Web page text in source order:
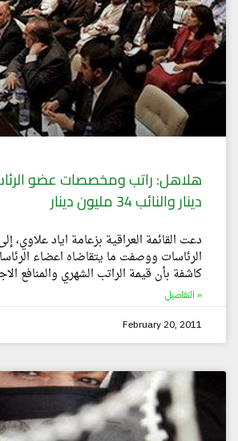
دينار والنائب 34 مليون دينار
دعت القائمة العراقية بزعامة اياد علاوي،
الرئاسات ووصفت ما يتقاضاه اعضاء
كاشفة بأن قيمة الراتب الشهري والمنافع
التفاصيل »
February 20, 2011